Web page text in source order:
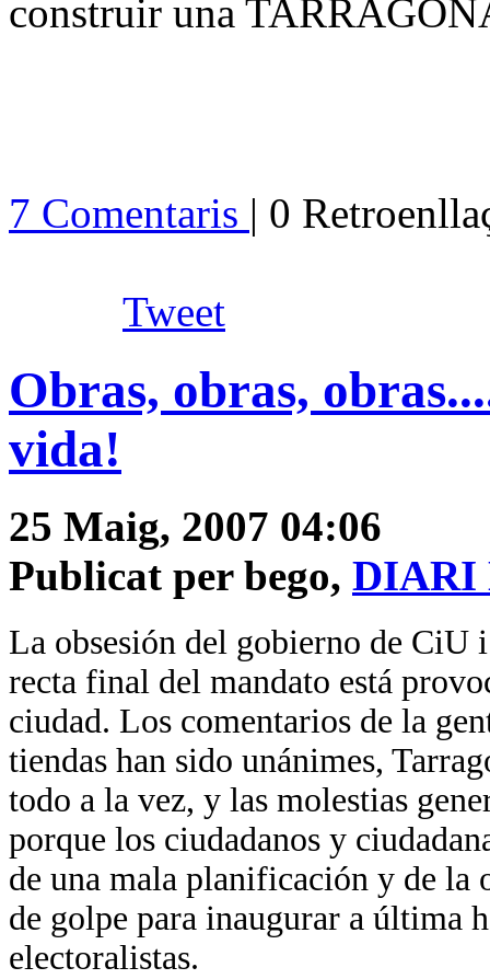
construir una
7 Comentaris | 0
Tweet
Obras, obras,
vida!
25 Maig, 2007 04:06
Publicat per bego, DIARI
La obsesión del gobierno de CiU
recta final del mandato está
ciudad. Los comentarios de la
tiendas han sido unánimes,
todo a la vez, y las molestias
porque los ciudadanos y
de una mala planificación y de la
de golpe para inaugurar a última
electoralistas.